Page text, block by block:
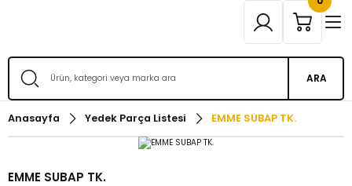
ARA
Anasayfa Yedek Parça Listesi EMME SUBAP TK.
EMME SUBAP TK.